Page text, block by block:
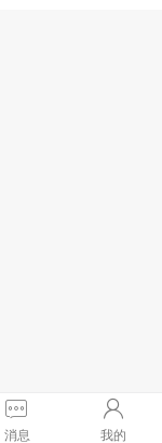
消息 我的